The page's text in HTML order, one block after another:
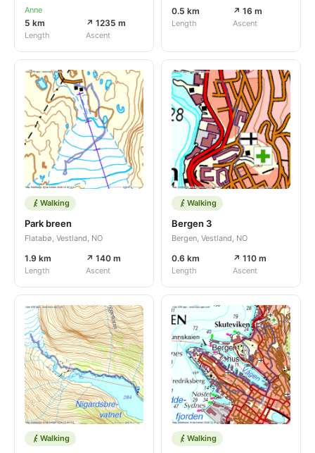
Anne
5 km
Length
↗ 1235 m
Ascent
0.5 km
Length
↗ 16 m
Ascent
Walking
Park breen
Flatabø, Vestland, NO
1.9 km
Length
↗ 140 m
Ascent
Walking
Bergen 3
Bergen, Vestland, NO
0.6 km
Length
↗ 110 m
Ascent
Walking Walking